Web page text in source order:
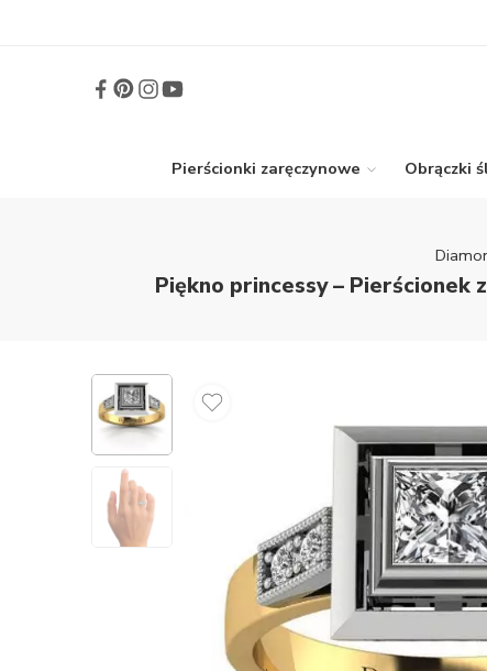
Pierścionki zaręczynowe Obrączki
Piękno princessy –